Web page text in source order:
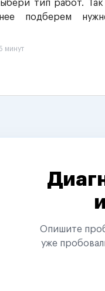
тип работ.
подберем
минут
Опишите
уже